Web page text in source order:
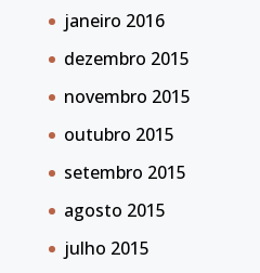
janeiro 2016
dezembro 2015
novembro 2015
outubro 2015
setembro 2015
agosto 2015
julho 2015